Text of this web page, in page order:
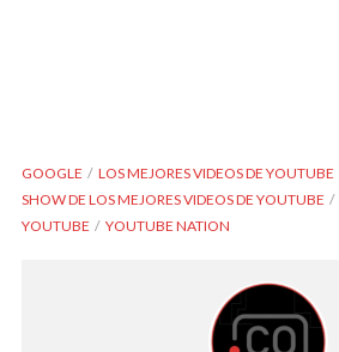
GOOGLE LOS MEJORES VIDEOS DE YOUTUBE
SHOW DE LOS MEJORES VIDEOS DE YOUTUBE
YOUTUBE
YOUTUBE NATION